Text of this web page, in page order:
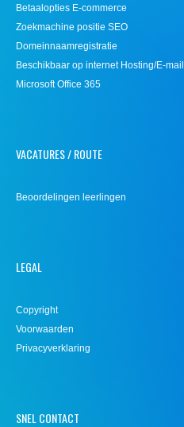
Betaalopties E-commerce
Zoekmachine positie SEO
Domeinnaamregistratie
Beschikbaar op internet Hosting/E-mail
Microsoft Office 365
VACATURES / ROUTE
Beoordelingen leerlingen
LEGAL
Copyright
Voorwaarden
Privacyverklaring
SNEL CONTACT